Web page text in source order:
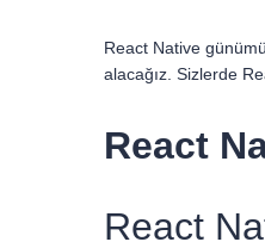
React Native
alacağız. Sizlerde
React
React